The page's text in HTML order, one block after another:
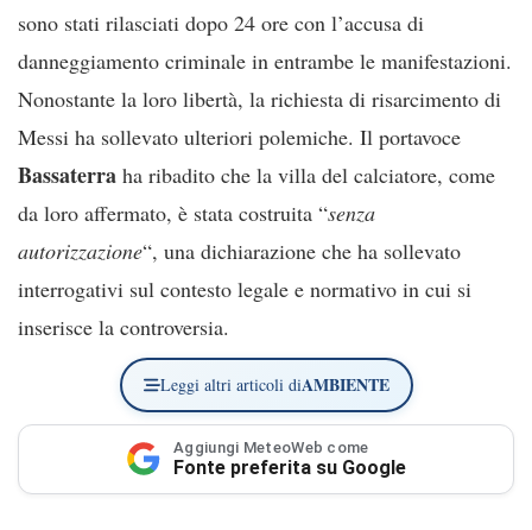
sono stati rilasciati dopo 24 ore con l’accusa di
danneggiamento criminale in entrambe le manifestazioni.
Nonostante la loro libertà, la richiesta di risarcimento di
Messi ha sollevato ulteriori polemiche. Il portavoce
Bassaterra ha ribadito che la villa del calciatore, come
da loro affermato, è stata costruita “senza
autorizzazione“, una dichiarazione che ha sollevato
interrogativi sul contesto legale e normativo in cui si
inserisce la controversia.
Leggi altri articoli diAMBIENTE
Aggiungi MeteoWeb come
Fonte preferita su Google